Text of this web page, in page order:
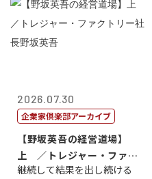
2026.07.30
企業家倶楽部アーカイブ
【野坂英吾の経営道場】
上 ／トレジャー・ファク
トリー社長野坂...
継続して結果を出し続ける